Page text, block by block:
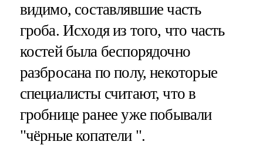
видимо, составлявшие часть
гроба. Исходя из того, что часть
костей была беспорядочно
разбросана по полу, некоторые
специалисты считают, что в
гробнице ранее уже побывали
"чёрные копатели ".